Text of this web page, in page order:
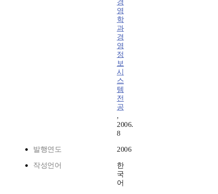
경
영
학
과
경
영
정
보
시
스
템
전
공
,
2006.
8
발행연도 2006
작성언어
한
국
어